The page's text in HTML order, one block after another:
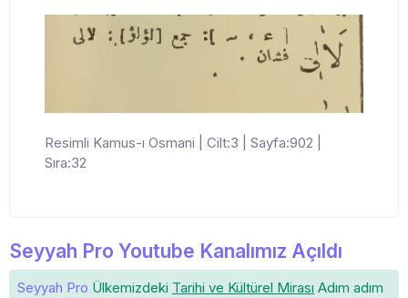
Resimli Kamus-ı Osmani | Cilt:3 | Sayfa:902 |
Sıra:32
Seyyah Pro Youtube Kanalımız Açıldı
Seyyah Pro Ülkemizdeki Tarihi ve Kültürel Mirası Adım adım